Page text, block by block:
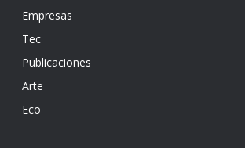
Empresas
Tec
Publicaciones
Arte
Eco